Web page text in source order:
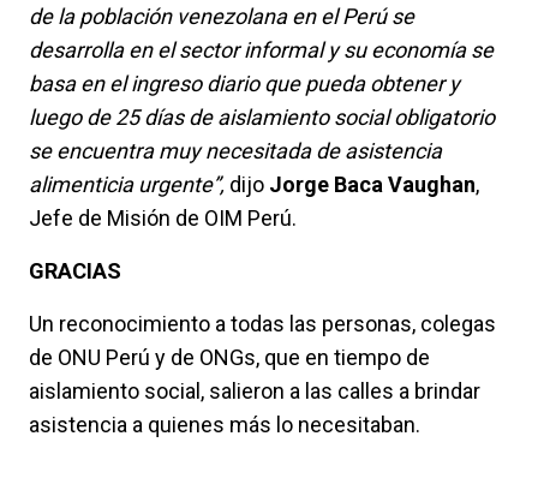
de la población venezolana en el Perú se
desarrolla en el sector informal y su economía se
basa en el ingreso diario que pueda obtener y
luego de 25 días de aislamiento social obligatorio
se encuentra muy necesitada de asistencia
alimenticia urgente”, dijo Jorge Baca Vaughan,
Jefe de Misión de OIM Perú.
GRACIAS
Un reconocimiento a todas las personas, colegas
de ONU Perú y de ONGs, que en tiempo de
aislamiento social, salieron a las calles a brindar
asistencia a quienes más lo necesitaban.